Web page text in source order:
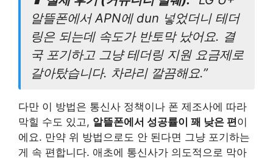
알뜰폰에서 APN에 dun 넣었더니 테더
링은 되는데 속도가 반토막 났어요. 결
국 포기하고 그냥 테더링 지원 요금제로
갈아탔습니다. 차라리 깔끔해요.”
다만 이 방법은 통신사 정책이나 폰 제조사에 따라
막힐 수도 있고, 알뜰폰에서 성공률이 꽤 낮은 편이
에요. 만약 위 방법으로도 안 된다면 그냥 포기하는
게 속 편합니다. 애초에 통신사가 의도적으로 막아